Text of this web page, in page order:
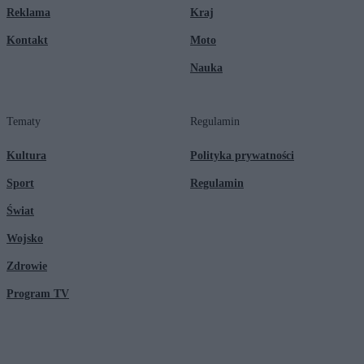
Reklama
Kontakt
Kraj
Moto
Nauka
Tematy
Kultura
Sport
Świat
Wojsko
Zdrowie
Program TV
Regulamin
Polityka prywatności
Regulamin